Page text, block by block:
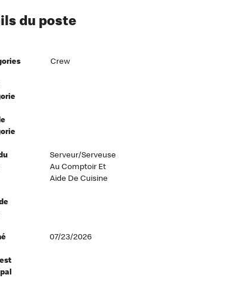
de nos employés
et inclusion
au travail
du poste
Crew
Serveur/serveuse
Au Comptoir Et
Aide De Cuisine
07/23/2026